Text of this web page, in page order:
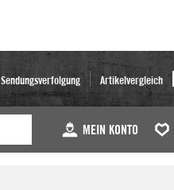
Sendungsverfolgung Artikelvergleich
MEIN KONTO